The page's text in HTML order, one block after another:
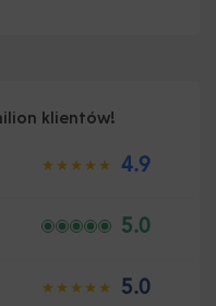
klientów!
4.9
5.0
5.0